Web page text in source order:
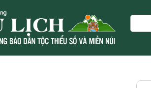
Search